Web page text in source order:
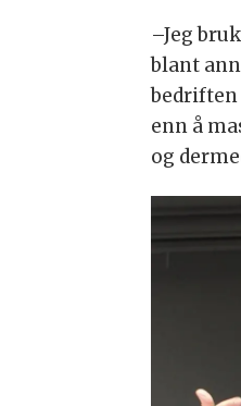
–Jeg
blant
bedriften
enn å
og